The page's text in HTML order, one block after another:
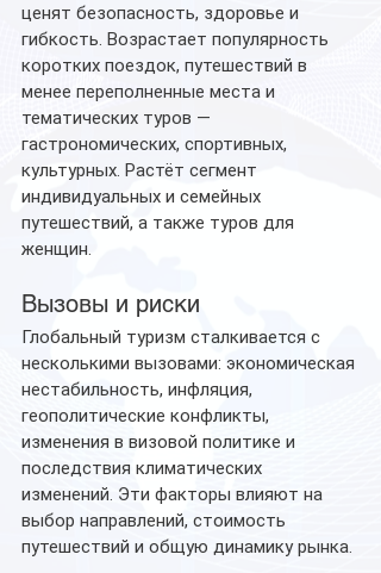
ценят безопасность, здоровье и
гибкость. Возрастает популярность
коротких поездок, путешествий в
менее переполненные места и
тематических туров —
гастрономических, спортивных,
культурных. Растёт сегмент
индивидуальных и семейных
путешествий, а также туров для
женщин.
Вызовы и риски
Глобальный туризм сталкивается с
несколькими вызовами: экономическая
нестабильность, инфляция,
геополитические конфликты,
изменения в визовой политике и
последствия климатических
изменений. Эти факторы влияют на
выбор направлений, стоимость
путешествий и общую динамику рынка.